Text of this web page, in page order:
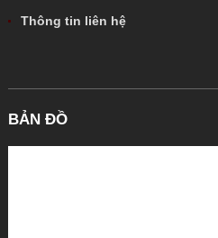
Thông tin liên hệ
BẢN ĐỒ